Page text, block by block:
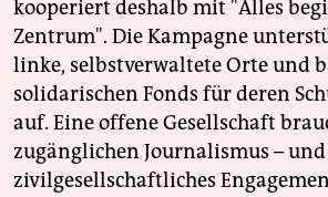
kooperiert deshalb mit "Alles
Zentrum". Die Kampagne
linke, selbstverwaltete Orte und
solidarischen Fonds für deren
auf. Eine offene Gesellschaft
zugänglichen Journalismus – und
zivilgesellschaftliches